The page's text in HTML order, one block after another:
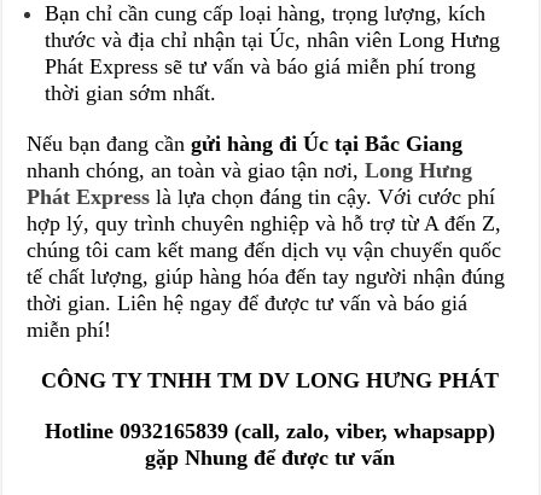
Bạn chỉ cần cung cấp loại hàng, trọng lượng, kích
thước và địa chỉ nhận tại Úc, nhân viên Long Hưng
Phát Express sẽ tư vấn và báo giá miễn phí trong
thời gian sớm nhất.
Nếu bạn đang cầngửi hàng đi Úc tại Bắc Giang
nhanh chóng, an toàn và giao tận nơi,Long Hưng
Phát Express là lựa chọn đáng tin cậy. Với cước phí
hợp lý, quy trình chuyên nghiệp và hỗ trợ từ A đến Z,
chúng tôi cam kết mang đến dịch vụ vận chuyển quốc
tế chất lượng, giúp hàng hóa đến tay người nhận đúng
thời gian. Liên hệ ngay để được tư vấn và báo giá
miễn phí!
CÔNG TY TNHH TM DV LONG HƯNG PHÁT
Hotline 0932165839 (call, zalo, viber, whapsapp)
gặp Nhung để được tư vấn